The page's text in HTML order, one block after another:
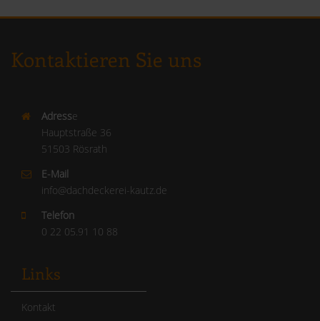
Kontaktieren Sie uns
Adresse
Hauptstraße 36
51503 Rösrath
E-Mail
info@dachdeckerei-kautz.de
Telefon
0 22 05.91 10 88
Links
Kontakt